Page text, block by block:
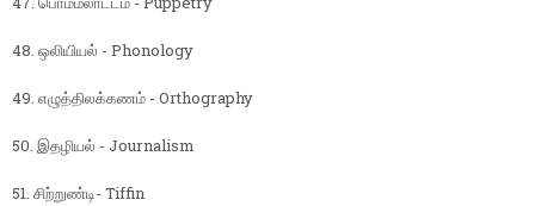
48. ஒலியியல் - Phonology
49. எழுத்திலக்கணம் - Orthography
50. இதழியல் - Journalism
51. சிற்றுண்டி- Tiffin